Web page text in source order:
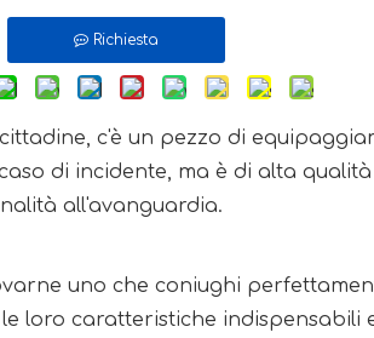
Richiesta
c'è un pezzo di
di incidente, ma è di alta qualità
all'avanguardia.
uno che coniughi
loro caratteristiche